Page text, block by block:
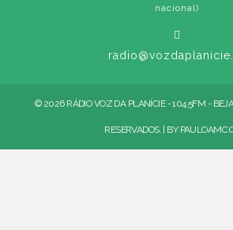
nacional)
© 2026 RÁDIO VOZ DA PLANÍCIE - 104.5FM - BEJA
RESERVADOS. | BY